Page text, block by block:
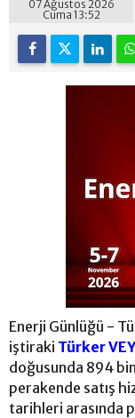
07 Ağustos 2026
Cuma 13:52
Enerji Günlüğü -
iştiraki Türker
doğusunda 894
perakende satış
tarihleri arasında